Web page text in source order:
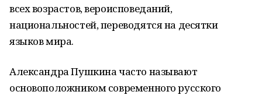
всех возрастов, вероисповеданий,
национальностей, переводятся на десятки
языков мира.
Александра Пушкина часто называют
основоположником современного русского